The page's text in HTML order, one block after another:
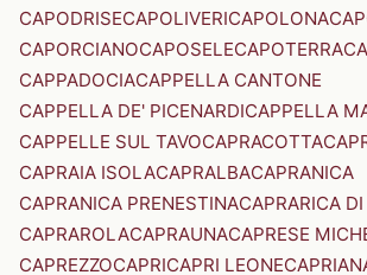
CAPODRISECAPOLIVERICAPOLONA
CAPORCIANOCAPOSELECAPOTERRA
CAPPADOCIACAPPELLA CANTONE
CAPPELLA DE' PICENARDICAPPELLA
CAPPELLE SUL TAVOCAPRACOTTA
CAPRAIA ISOLACAPRALBACAPRANICA
CAPRANICA PRENESTINACAPRARICA
CAPRAROLACAPRAUNACAPRESE
CAPREZZOCAPRICAPRI LEONE